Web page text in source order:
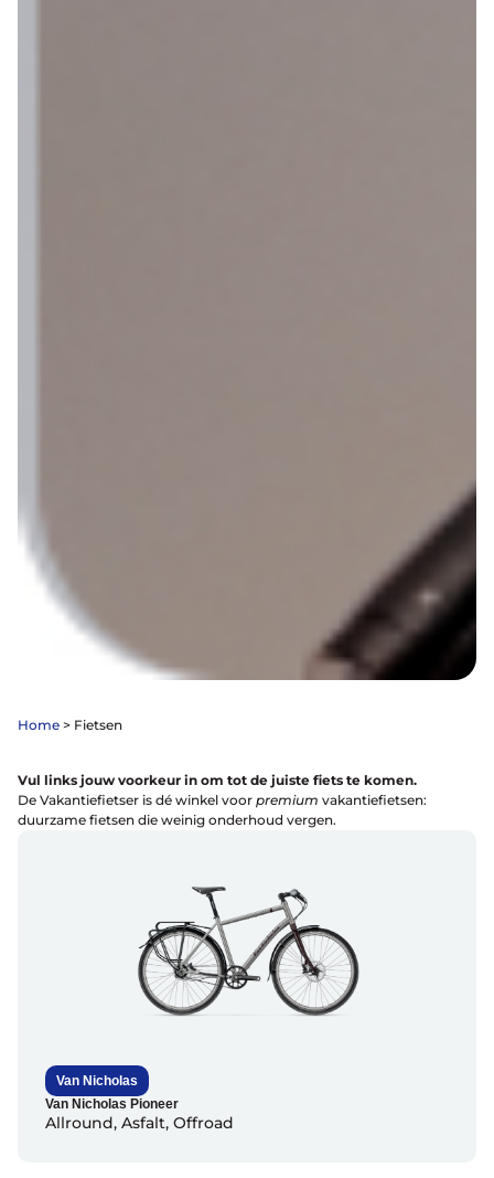
Home > Fietsen
Vul links jouw voorkeur in om tot de juiste fiets te komen.
De Vakantiefietser is dé winkel voor premium vakantiefietsen:
duurzame fietsen die weinig onderhoud vergen.
Van Nicholas
Van Nicholas Pioneer
Allround, Asfalt, Offroad